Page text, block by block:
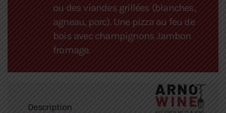
ou des viandes grillées (blanches,
agneau, porc). Une pizza au feu de
bois avec champignons Jambon
fromage.
Description